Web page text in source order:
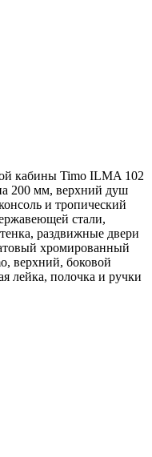
кабины Timo ILMA 102
200 мм, верхний душ
и тропический
стали,
раздвижные двери
хромированный
верхний, боковой
лейка, полочка и ручки